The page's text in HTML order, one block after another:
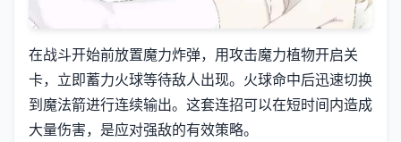
在战斗开始前放置魔力炸弹，用攻击魔力植物开启关
卡，立即蓄力火球等待敌人出现。火球命中后迅速切换
到魔法箭进行连续输出。这套连招可以在短时间内造成
大量伤害，是应对强敌的有效策略。